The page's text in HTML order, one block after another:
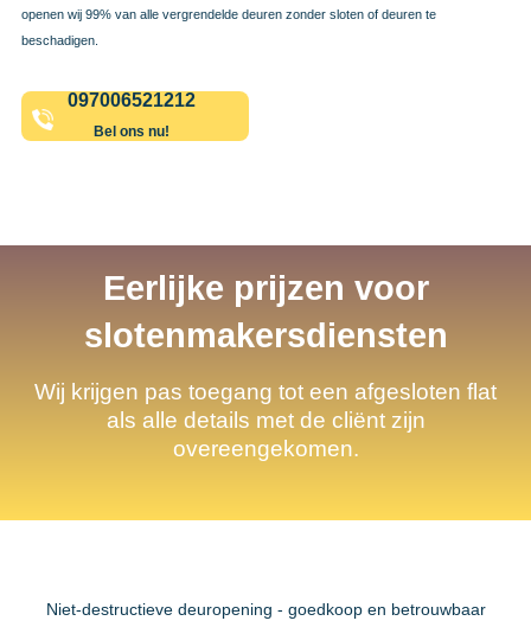
openen wij 99% van alle vergrendelde deuren zonder sloten of deuren te
beschadigen.
097006521212
Bel ons nu!
Eerlijke prijzen voor
slotenmakersdiensten
Wij krijgen pas toegang tot een afgesloten flat
als alle details met de cliënt zijn
overeengekomen.
Niet-destructieve deuropening - goedkoop en betrouwbaar